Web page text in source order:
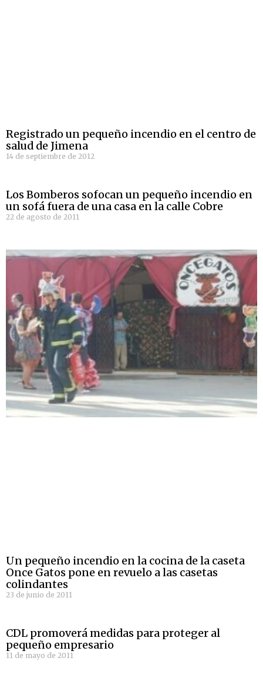
Registrado un pequeño incendio en el centro de
salud de Jimena
14 de septiembre de 2012
Los Bomberos sofocan un pequeño incendio en
un sofá fuera de una casa en la calle Cobre
22 de agosto de 2011
Un pequeño incendio en la cocina de la caseta
Once Gatos pone en revuelo a las casetas
colindantes
23 de junio de 2011
CDL promoverá medidas para proteger al
pequeño empresario
11 de mayo de 2011